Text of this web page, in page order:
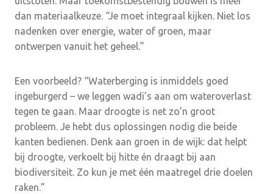
dan materiaalkeuze. “Je moet integraal kijken. Niet los
nadenken over energie, water of groen, maar
ontwerpen vanuit het geheel.”
Een voorbeeld? “Waterberging is inmiddels goed
ingeburgerd – we leggen wadi’s aan om wateroverlast
tegen te gaan. Maar droogte is net zo’n groot
probleem. Je hebt dus oplossingen nodig die beide
kanten bedienen. Denk aan groen in de wijk: dat helpt
bij droogte, verkoelt bij hitte én draagt bij aan
biodiversiteit. Zo kun je met één maatregel drie doelen
raken.”